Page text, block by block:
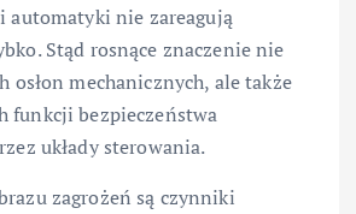
automatyki nie zareagują
Stąd rosnące znaczenie nie
osłon mechanicznych, ale także
funkcji bezpieczeństwa
układy sterowania.
zagrożeń są czynniki